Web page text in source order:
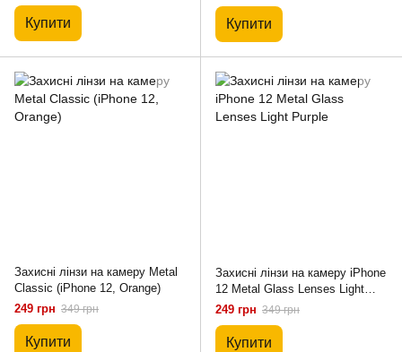
Купити Купити
Захисні лінзи на камеру Metal
Classic (iPhone 12, Orange)
249 грн 349 грн
Купити
Захисні лінзи на камеру iPhone
12 Metal Glass Lenses Light
Purple
249 грн 349 грн
Купити